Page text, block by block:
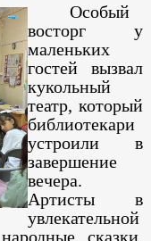
​​​​​​​Особый
восторг у
маленьких
гостей вызвал
кукольный
театр, который
библиотекари
устроили в
завершение
вечера.
Артисты в
увлекательной
сказки,